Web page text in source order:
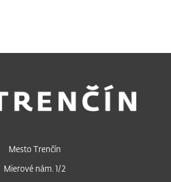
Mesto Trenčín
Mierové nám. 1/2